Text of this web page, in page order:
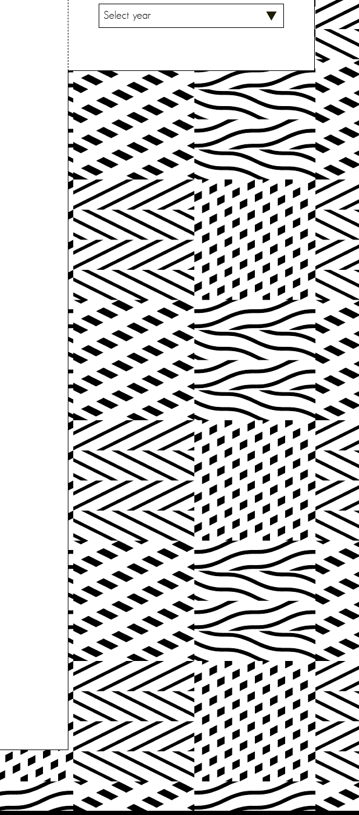
V
A
T
S
E